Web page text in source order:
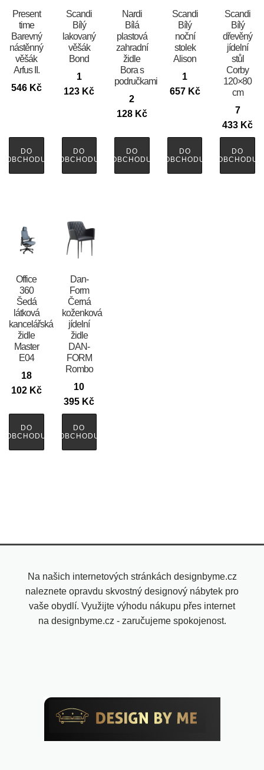
Present
time
Barevný
nástěnný
věšák
Arfus II.
546 Kč
DO
OBCHODU
Scandi
Bílý
lakovaný
věšák
Bond
1
123 Kč
DO
OBCHODU
Nardi
Bílá
plastová
zahradní
židle
Bora s
područkami
2
128 Kč
DO
OBCHODU
Scandi
Bílý
noční
stolek
Alison
1
657 Kč
DO
OBCHODU
Scandi
Bílý
dřevěný
jídelní
stůl
Corby
120×80
cm
7
433 Kč
DO
OBCHODU
Office
360
Šedá
látková
kancelářská
židle
Master
E04
18
102 Kč
DO
OBCHODU
​​​​​Dan-
Form
Černá
koženková
jídelní
židle
DAN-
FORM
Rombo
10
395 Kč
DO
OBCHODU
Na našich internetových stránkách designbyme.cz
naleznete opravdu skvostný designový nábytek pro
vaše obydlí. Využijte výhodu nákupu přes internet
na designbyme.cz - zaručujeme spokojenost.